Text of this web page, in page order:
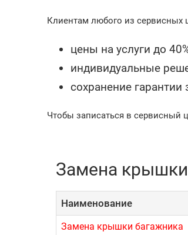
Клиентам любого из сервисных
цены на услуги до
индивидуальные
сохранение гарантии
Чтобы записаться в сервисный
Замена крышки
Наименование
Замена крышки багажника